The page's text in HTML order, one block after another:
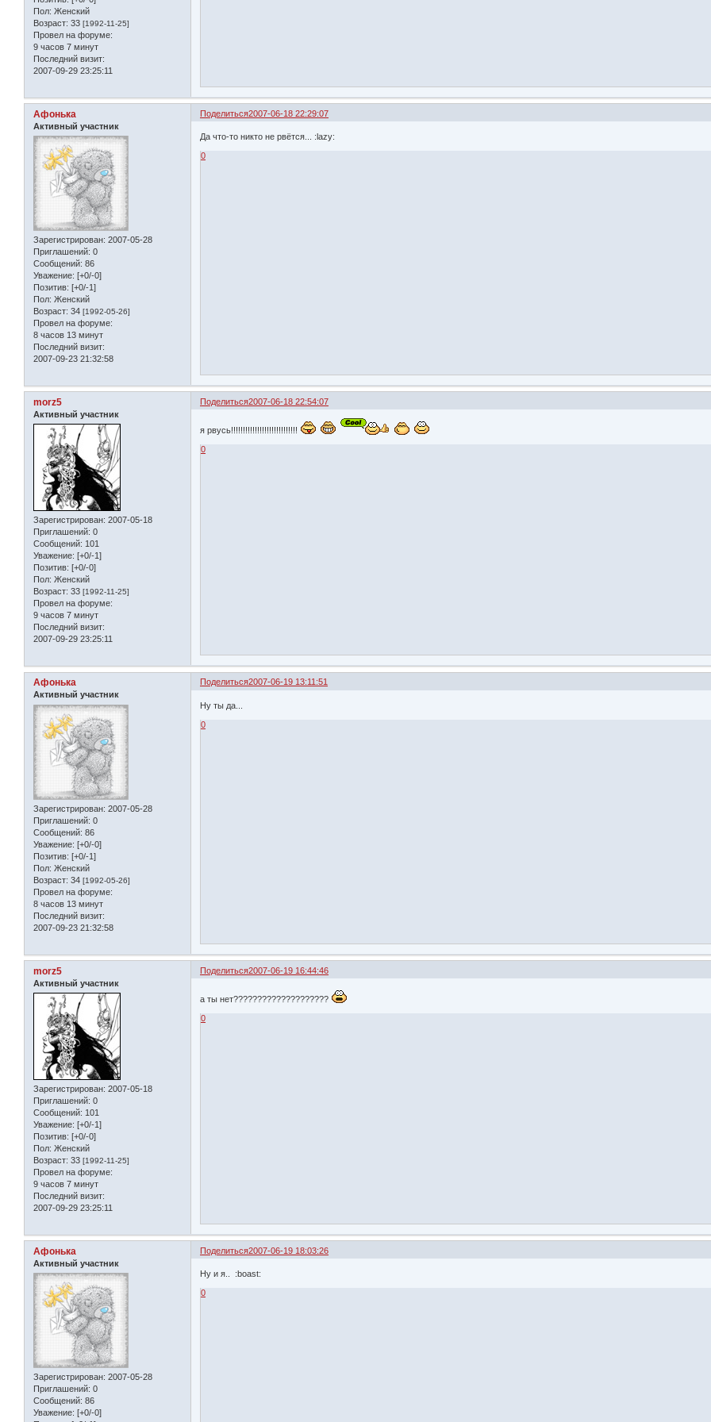
Пол: Женский
Возраст: 33 [1992-11-25]
Провел на форуме:
9 часов 7 минут
Последний визит:
2007-09-29 23:25:11
Поделиться2007-06-18 22:29:07
Афонька
Активный участник
Зарегистрирован: 2007-05-28
Приглашений: 0
Сообщений: 86
Уважение: [+0/-0]
Позитив: [+0/-1]
Пол: Женский
Возраст: 34 [1992-05-26]
Провел на форуме:
8 часов 13 минут
Последний визит:
2007-09-23 21:32:58
Да что-то никто не рвётся... :lazy:
0
Поделиться2007-06-18 22:54:07
morz5
Активный участник
Зарегистрирован: 2007-05-18
Приглашений: 0
Сообщений: 101
Уважение: [+0/-1]
Позитив: [+0/-0]
Пол: Женский
Возраст: 33 [1992-11-25]
Провел на форуме:
9 часов 7 минут
Последний визит:
2007-09-29 23:25:11
я рвусь!!!!!!!!!!!!!!!!!!!!!!!!!!!!
0
Поделиться2007-06-19 13:11:51
Афонька
Активный участник
Зарегистрирован: 2007-05-28
Приглашений: 0
Сообщений: 86
Уважение: [+0/-0]
Позитив: [+0/-1]
Пол: Женский
Возраст: 34 [1992-05-26]
Провел на форуме:
8 часов 13 минут
Последний визит:
2007-09-23 21:32:58
Ну ты да...
0
Поделиться2007-06-19 16:44:46
morz5
Активный участник
Зарегистрирован: 2007-05-18
Приглашений: 0
Сообщений: 101
Уважение: [+0/-1]
Позитив: [+0/-0]
Пол: Женский
Возраст: 33 [1992-11-25]
Провел на форуме:
9 часов 7 минут
Последний визит:
2007-09-29 23:25:11
а ты нет????????????????????
0
Поделиться2007-06-19 18:03:26
Афонька
Активный участник
Зарегистрирован: 2007-05-28
Приглашений: 0
Сообщений: 86
Уважение: [+0/-0]
Ну и я.. :boast:
0